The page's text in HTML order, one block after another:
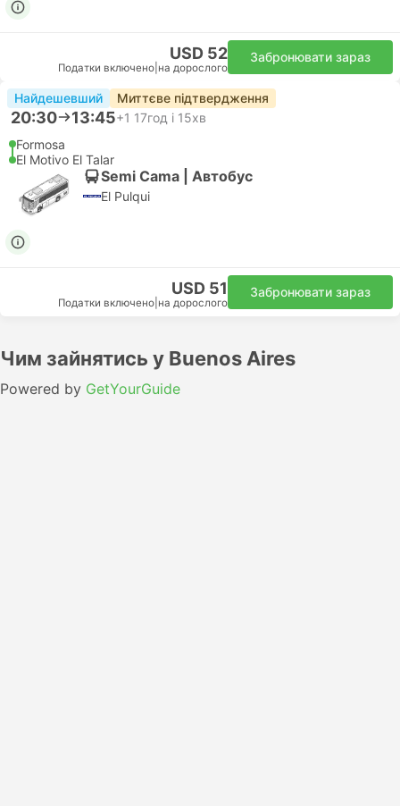
USD 52
Податки включено на дорослого
Забронювати зараз
Найдешевший Миттєве підтвердження
20:30 13:45+1 17год і 15хв
Formosa
El Motivo El Talar
Semi Cama | Автобус
El Pulqui
USD 51
Податки включено на дорослого
Забронювати зараз
Чим зайнятись у Buenos Aires
Powered by GetYourGuide